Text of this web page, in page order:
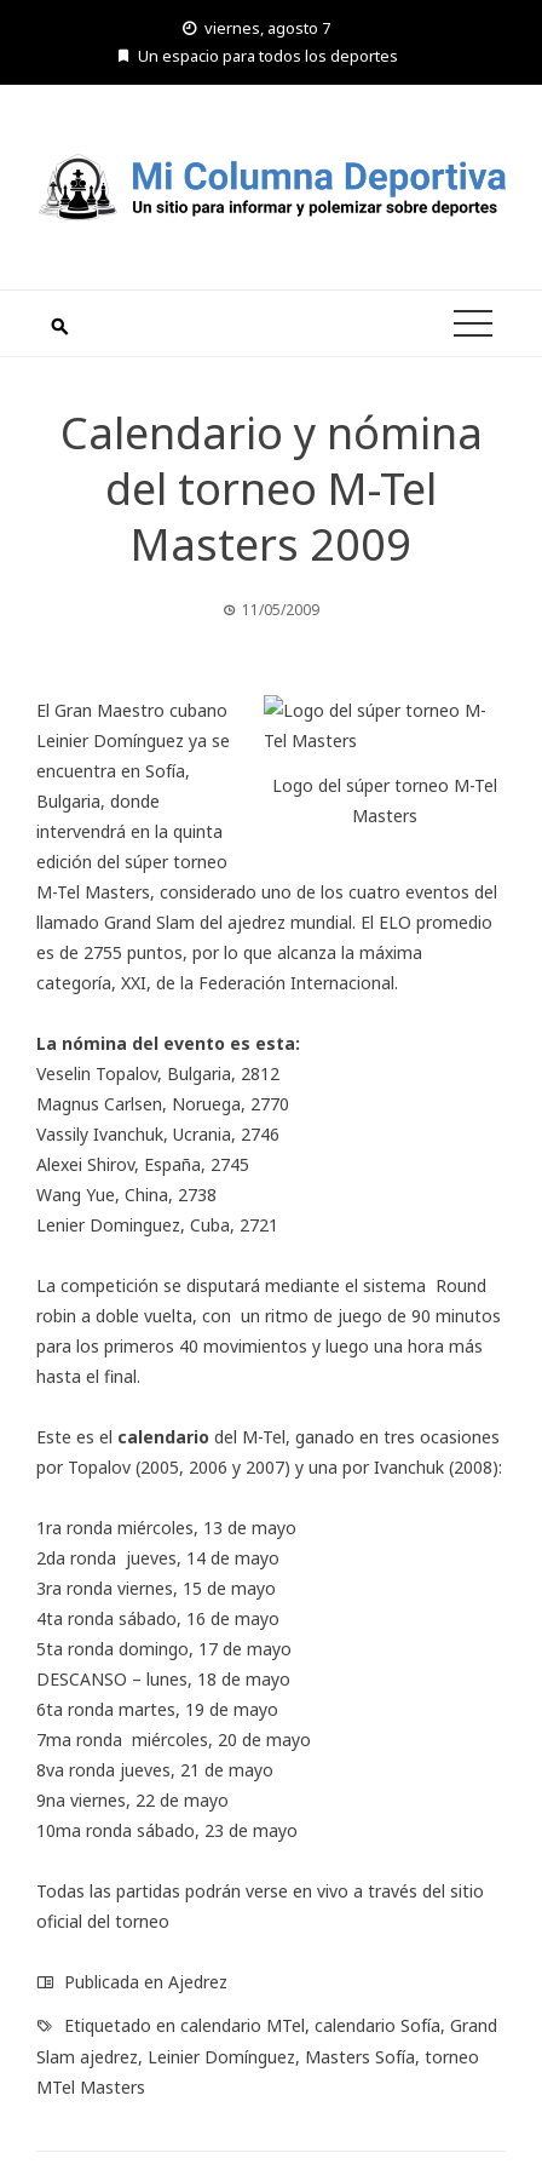
viernes, agosto 7
Un espacio para todos los deportes
Calendario y nómina
del torneo M-Tel
Masters 2009
11/05/2009
Logo del súper torneo M-Tel
Masters
El Gran Maestro cubano
Leinier Domínguez ya se
encuentra en Sofía,
Bulgaria, donde
intervendrá en la quinta
edición del súper torneo
M-Tel Masters, considerado uno de los cuatro eventos del
llamado Grand Slam del ajedrez mundial. El ELO promedio
es de 2755 puntos, por lo que alcanza la máxima
categoría, XXI, de la Federación Internacional.
La nómina del evento es esta:
Veselin Topalov, Bulgaria, 2812
Magnus Carlsen, Noruega, 2770
Vassily Ivanchuk, Ucrania, 2746
Alexei Shirov, España, 2745
Wang Yue, China, 2738
Lenier Dominguez, Cuba, 2721
La competición se disputará mediante el sistema Round
robin a doble vuelta, con un ritmo de juego de 90 minutos
para los primeros 40 movimientos y luego una hora más
hasta el final.
Este es el calendario del M-Tel, ganado en tres ocasiones
por Topalov (2005, 2006 y 2007) y una por Ivanchuk (2008):
1ra ronda miércoles, 13 de mayo
2da ronda jueves, 14 de mayo
3ra ronda viernes, 15 de mayo
4ta ronda sábado, 16 de mayo
5ta ronda domingo, 17 de mayo
DESCANSO – lunes, 18 de mayo
6ta ronda martes, 19 de mayo
7ma ronda miércoles, 20 de mayo
8va ronda jueves, 21 de mayo
9na viernes, 22 de mayo
10ma ronda sábado, 23 de mayo
Todas las partidas podrán verse en vivo a través del sitio
oficial del torneo
Publicada en Ajedrez
Etiquetado en calendario MTel, calendario Sofía, Grand
Slam ajedrez, Leinier Domínguez, Masters Sofía, torneo
MTel Masters